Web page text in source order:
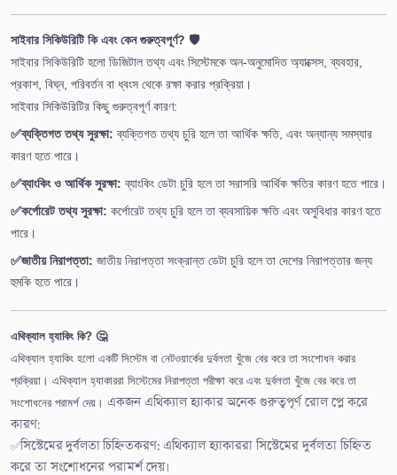
সাইবার সিকিউরিটি কি এবং কেন গুরুত্বপূর্ণ? 🛡️
সাইবার সিকিউরিটি হলো ডিজিটাল তথ্য এবং সিস্টেমকে অন-অনুমোদিত অ্যাক্সেস, ব্যবহার,
প্রকাশ, বিঘ্ন, পরিবর্তন বা ধ্বংস থেকে রক্ষা করার প্রক্রিয়া।
সাইবার সিকিউরিটির কিছু গুরুত্বপূর্ণ কারণ:
✅ব্যক্তিগত তথ্য সুরক্ষা: ব্যক্তিগত তথ্য চুরি হলে তা আর্থিক ক্ষতি, এবং অন্যান্য সমস্যার
কারণ হতে পারে।
✅ব্যাংকিং ও আর্থিক সুরক্ষা: ব্যাংকিং ডেটা চুরি হলে তা সরাসরি আর্থিক ক্ষতির কারণ হতে পারে।
✅কর্পোরেট তথ্য সুরক্ষা: কর্পোরেট তথ্য চুরি হলে তা ব্যবসায়িক ক্ষতি এবং অসুবিধার কারণ হতে
পারে।
✅জাতীয় নিরাপত্তা: জাতীয় নিরাপত্তা সংক্রান্ত ডেটা চুরি হলে তা দেশের নিরাপত্তার জন্য
হুমকি হতে পারে।
এথিক্যাল হ্যাকিং কি? 🤔
এথিক্যাল হ্যাকিং হলো একটি সিস্টেম বা নেটওয়ার্কের দুর্বলতা খুঁজে বের করে তা সংশোধন করার
প্রক্রিয়া। এথিক্যাল হ্যাকাররা সিস্টেমের নিরাপত্তা পরীক্ষা করে এবং দুর্বলতা খুঁজে বের করে তা
সংশোধনের পরামর্শ দেয়। একজন এথিক্যাল হ্যাকার অনেক গুরুত্বপূর্ণ রোল প্লে করে
কারণ:
✅সিস্টেমের দুর্বলতা চিহ্নিতকরণ: এথিক্যাল হ্যাকাররা সিস্টেমের দুর্বলতা চিহ্নিত
করে তা সংশোধনের পরামর্শ দেয়।